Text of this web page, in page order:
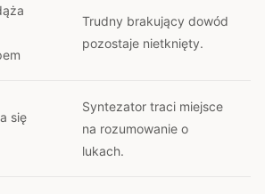
Trudny brakujący dowód
pozostaje nietknięty.
się
Syntezator traci miejsce
na rozumowanie o
lukach.